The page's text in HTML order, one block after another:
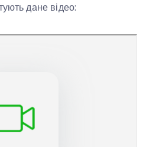
дане відео: